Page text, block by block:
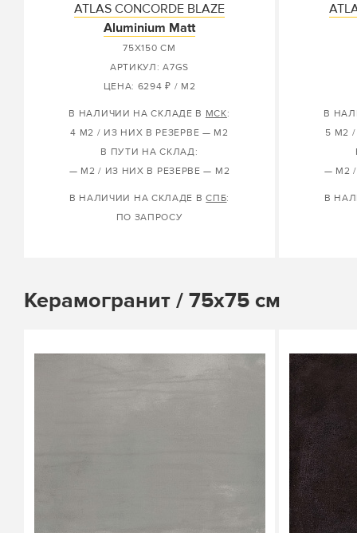
ATLAS CONCORDE BLAZE
Aluminium Matt
75X150 СМ
АРТИКУЛ: A7GS
ЦЕНА: 6294 ₽ / М2
В НАЛИЧИИ НА СКЛАДЕ В МСК:
4 М2 / ИЗ НИХ В РЕЗЕРВЕ — М2
В ПУТИ НА СКЛАД:
— М2 / ИЗ НИХ В РЕЗЕРВЕ — М2
В НАЛИЧИИ НА СКЛАДЕ ВСПБ:
ПО ЗАПРОСУ
В
5 М2
— М2
В
Керамогранит / 75х75 см